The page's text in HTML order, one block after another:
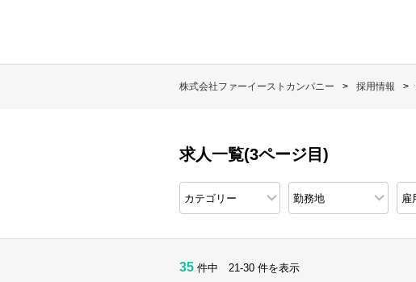
株式会社ファーイーストカンパニー 採用情報
求人一覧(3ページ目)
35 件中 21-30 件を表示